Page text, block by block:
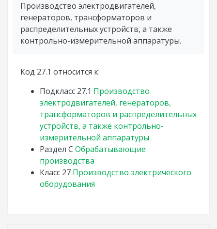
Производство электродвигателей,
генераторов, трансформаторов и
распределительных устройств, а также
контрольно-измерительной аппаратуры.
Код 27.1 относится к:
Подкласс 27.1 Производство
электродвигателей, генераторов,
трансформаторов и распределительных
устройств, а также контрольно-
измерительной аппаратуры
Раздел C Обрабатывающие
производства
Класс 27 Производство электрического
оборудования